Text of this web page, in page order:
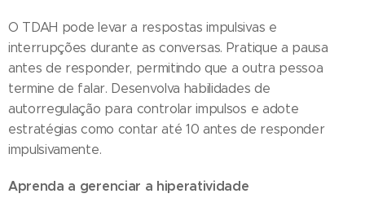
O TDAH pode levar a respostas impulsivas e
interrupções durante as conversas. Pratique a pausa
antes de responder, permitindo que a outra pessoa
termine de falar. Desenvolva habilidades de
autorregulação para controlar impulsos e adote
estratégias como contar até 10 antes de responder
impulsivamente.
Aprenda a gerenciar a hiperatividade